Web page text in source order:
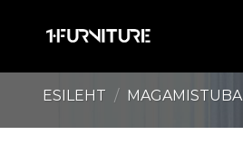
ESILEHT / MAGAMISTUBA